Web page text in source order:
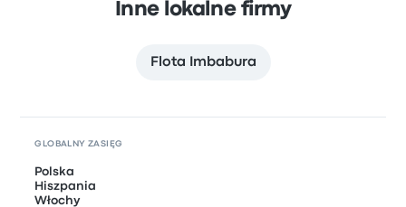
Inne lokalne firmy
Flota Imbabura
GLOBALNY ZASIĘG
Polska
Hiszpania
Włochy